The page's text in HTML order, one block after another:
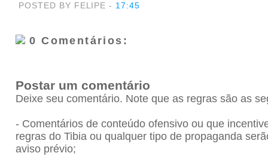
POSTED BY FELIPE- 17:45
0 Comentários:
Postar um comentário
Deixe seu comentário. Note que as regras são as
- Comentários de conteúdo ofensivo ou que
regras do Tibia ou qualquer tipo de propaganda
aviso prévio;